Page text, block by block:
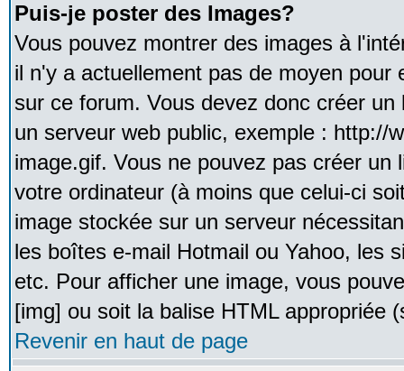
Puis-je poster des Images?
Vous pouvez montrer des images à
il n'y a actuellement pas de moyen pour
sur ce forum. Vous devez donc créer
un serveur web public, exemple : http://
image.gif. Vous ne pouvez pas créer un
votre ordinateur (à moins que celui-ci
image stockée sur un serveur
les boîtes e-mail Hotmail ou Yahoo, les
etc. Pour afficher une image, vous
[img] ou soit la balise HTML appropriée
Revenir en haut de page